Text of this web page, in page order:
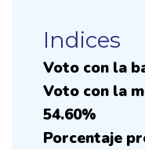
Indices
Voto con la
Voto con la
54.60%
Porcentaje